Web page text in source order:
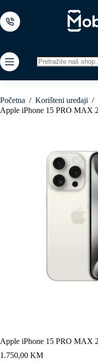
to
content
results
Početna / Korišteni uređaji /
Apple iPhone 15 PRO MAX
Apple iPhone 15 PRO MAX
1.750,00 KM